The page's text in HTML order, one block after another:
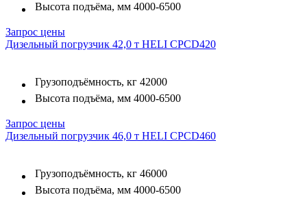
Высота подъёма, мм 4000-6500
Запрос цены
Дизельный погрузчик 42,0 т HELI CPCD420
Грузоподъёмность, кг 42000
Высота подъёма, мм 4000-6500
Запрос цены
Дизельный погрузчик 46,0 т HELI CPCD460
Грузоподъёмность, кг 46000
Высота подъёма, мм 4000-6500